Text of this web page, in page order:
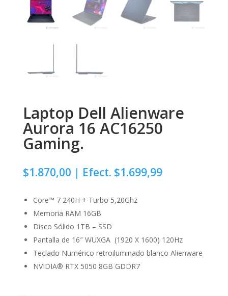
Laptop Dell Alienware
Aurora 16 AC16250
Gaming.
$1.870,00 | Efect. $1.699,99
Core™ 7 240H + Turbo 5,20Ghz
Memoria RAM 16GB
Disco Sólido 1TB – SSD
Pantalla de 16″ WUXGA (1920 X 1600) 120Hz
Teclado Numérico retroiluminado blanco Alienware
NVIDIA® RTX 5050 8GB GDDR7